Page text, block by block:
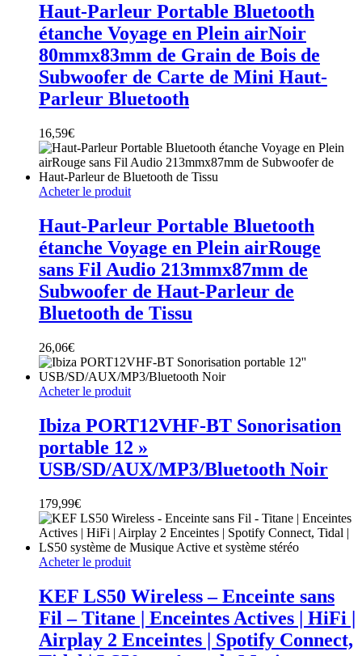
Haut-Parleur Portable Bluetooth
étanche Voyage en Plein airNoir
80mmx83mm de Grain de Bois de
Subwoofer de Carte de Mini Haut-
Parleur Bluetooth
16,59€
Acheter le produit
Haut-Parleur Portable Bluetooth
étanche Voyage en Plein airRouge
sans Fil Audio 213mmx87mm de
Subwoofer de Haut-Parleur de
Bluetooth de Tissu
26,06€
Acheter le produit
Ibiza PORT12VHF-BT Sonorisation
portable 12 »
USB/SD/AUX/MP3/Bluetooth Noir
179,99€
Acheter le produit
KEF LS50 Wireless – Enceinte sans
Fil – Titane | Enceintes Actives | HiFi |
Airplay 2 Enceintes | Spotify Connect,